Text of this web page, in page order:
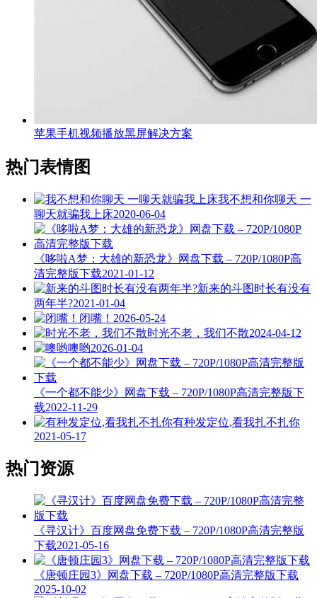
苹果手机视频播放黑屏解决方案
热门表情图
我不想和你聊天 一
聊天就骗我上床2020-06-04
《哆啦A梦：大雄的新恐龙》网盘下载 – 720P/1080P高
清完整版下载2021-01-12
新来的斗图时长有没有
两年半?2021-01-04
闭嘴！ 2026-05-24
时光不老，我们不散2024-04-12
噢哟2026-01-04
《一个都不能少》网盘下载 – 720P/1080P高清完整版下
载2022-11-29
有种发定位,看我扎不扎你
2021-05-17
热门资源
《寻汉计》百度网盘免费下载 – 720P/1080P高清完整版
下载2021-05-16
《唐顿庄园3》网盘下载 – 720P/1080P高清完整版下载
2025-10-02